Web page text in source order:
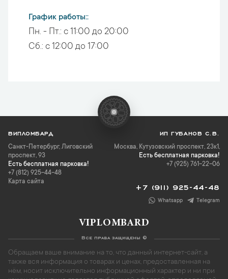
График работы:
Пн. - Пт.: с 11:00 до 20:00
Сб.: с 12:00 до 17:00
ВИПЛОМБАРД
Санкт-Петербург, Лиговский
проспект, 93
Есть бесплатная парковка!
+7 (812) 925-44-48
Карта сайта
ИП ГУБАНОВ С.В.
Москва, Кутузовский проспект, 23к1,
Есть бесплатная парковка!
+7 (925) 761-22-06
+7 (911) 925-44-48
Whatsapp Telegram
VIPLOMBARD
Все права защищены ©
Обращаем ваше внимание на то, что данный интернет-сайт, а
также вся информация о товарах и ценах, предоставленная на
нём, носит исключительно информационный характер и ни при